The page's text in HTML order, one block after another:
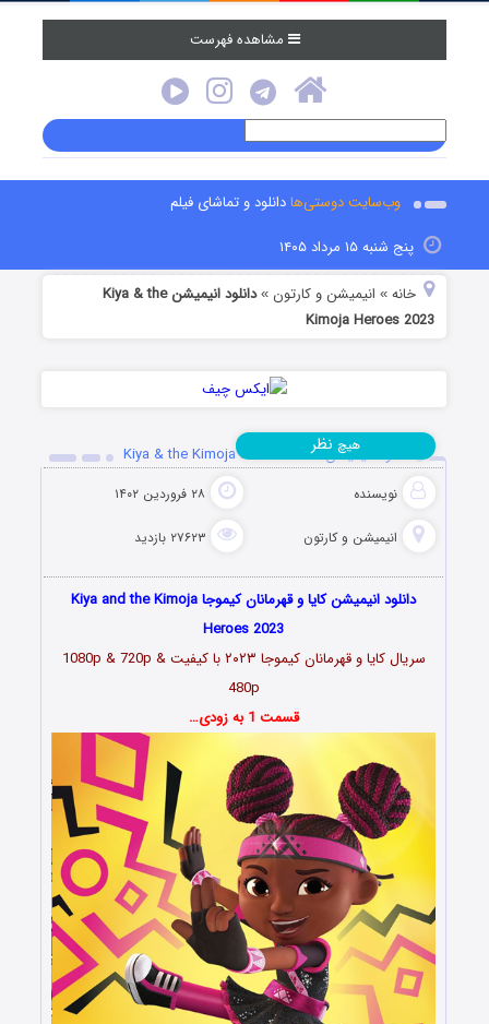
مشاهده فهرست
وب‌سایت دوستی‌هادانلود و تماشای فیلم
پنج شنبه ۱۵ مرداد ۱۴۰۵
خانه » انیمیشن و کارتون »
دانلود انیمیشن Kiya & the
Kimoja Heroes 2023
دانلود انیمیشن Kiya & the Kimoja Heroes 2023
نویسنده ۲۸ فروردین ۱۴۰۲
انیمیشن و کارتون ۲۷۶۲۳ بازدید
هیچ نظر
دانلود انیمیشن کایا و قهرمانان کیموجا Kiya and the Kimoja
Heroes 2023
سریال کایا و قهرمانان کیموجا ۲۰۲۳
با کیفیت 1080p & 720p &
480p
قسمت 1 به زودی…